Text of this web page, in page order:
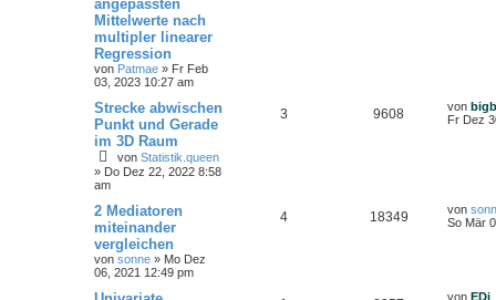
angepassten
Mittelwerte nach
multipler linearer
Regression
von Patmae » Fr Feb
03, 2023 10:27 am
Strecke abwischen
Punkt und Gerade
im 3D Raum
von Statistik.queen
» Do Dez 22, 2022 8:58
am
3 9608 von
Fr Dez
2 Mediatoren
miteinander
vergleichen
von sonne » Mo Dez
06, 2021 12:49 pm
4 18349 von
So Mär
von EDi